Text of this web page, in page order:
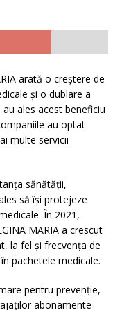
arată o creștere de
și o dublare a
ales acest beneficiu
au optat
multe servicii
sănătății,
să își protejeze
În 2021,
MARIA a crescut
la fel și frecvența de
pachetele medicale.
pentru prevenție,
abonamente